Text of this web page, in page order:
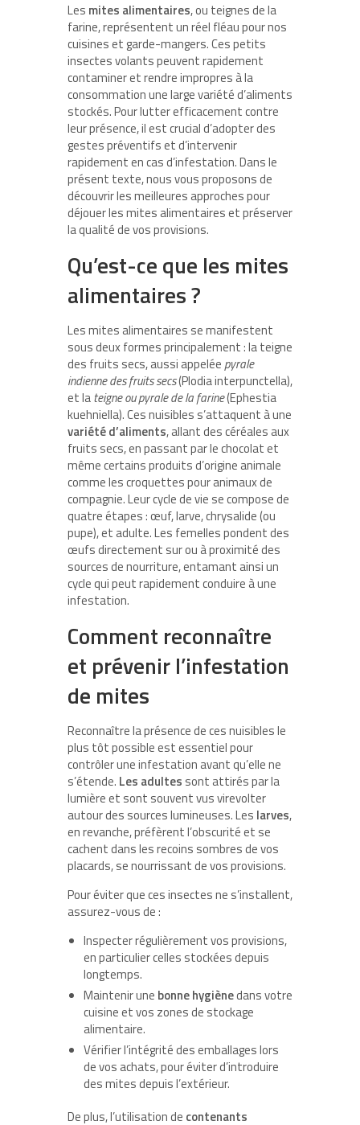
Les mites alimentaires, ou teignes de la
farine, représentent un réel fléau pour nos
cuisines et garde-mangers. Ces petits
insectes volants peuvent rapidement
contaminer et rendre impropres à la
consommation une large variété d’aliments
stockés. Pour lutter efficacement contre
leur présence, il est crucial d’adopter des
gestes préventifs et d’intervenir
rapidement en cas d’infestation. Dans le
présent texte, nous vous proposons de
découvrir les meilleures approches pour
déjouer les mites alimentaires et préserver
la qualité de vos provisions.
Qu’est-ce que les mites
alimentaires ?
Les mites alimentaires se manifestent
sous deux formes principalement : la teigne
des fruits secs, aussi appeléepyrale
indienne des fruits secs(Plodia interpunctella),
et lateigne ou pyrale de la farine(Ephestia
kuehniella). Ces nuisibles s’attaquent à une
variété d’aliments, allant des céréales aux
fruits secs, en passant par le chocolat et
même certains produits d’origine animale
comme les croquettes pour animaux de
compagnie. Leur cycle de vie se compose de
quatre étapes : œuf, larve, chrysalide (ou
pupe), et adulte. Les femelles pondent des
œufs directement sur ou à proximité des
sources de nourriture, entamant ainsi un
cycle qui peut rapidement conduire à une
infestation.
Comment reconnaître
et prévenir l’infestation
de mites
Reconnaître la présence de ces nuisibles le
plus tôt possible est essentiel pour
contrôler une infestation avant qu’elle ne
s’étende. Les adultes sont attirés par la
lumière et sont souvent vus virevolter
autour des sources lumineuses. Les larves,
en revanche, préfèrent l’obscurité et se
cachent dans les recoins sombres de vos
placards, se nourrissant de vos provisions.
Pour éviter que ces insectes ne s’installent,
assurez-vous de :
Inspecter régulièrement vos provisions,
en particulier celles stockées depuis
longtemps.
Maintenir une bonne hygiènedans votre
cuisine et vos zones de stockage
alimentaire.
Vérifier l’intégrité des emballages lors
de vos achats, pour éviter d’introduire
des mites depuis l’extérieur.
De plus, l’utilisation de contenants